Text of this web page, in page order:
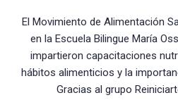
El Movimiento de Alimentación
en la Escuela Bilingue María
impartieron capacitaciones
hábitos alimenticios y la
Gracias al grupo